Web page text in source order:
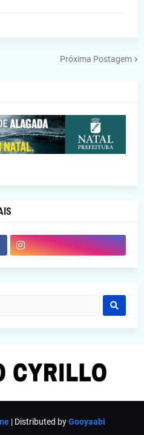
Próxima Postagem
| Distributed byGooyaabi